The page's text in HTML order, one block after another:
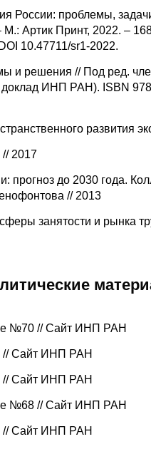
России: проблемы,
Артик Принт, 2022. –
10.47711/sr1-2022.
и решения // Под ред.
ИНП РАН). ISBN
развития
// 2017
прогноз до 2030 года.
// 2013
занятости и рынка
№70 // Сайт ИНП РАН
// Сайт ИНП РАН
// Сайт ИНП РАН
№68 // Сайт ИНП РАН
// Сайт ИНП РАН